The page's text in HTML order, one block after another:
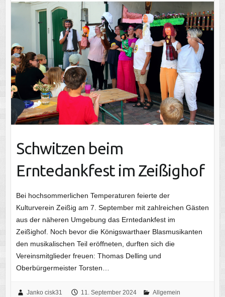
Schwitzen beim
Erntedankfest im Zeißighof
Bei hochsommerlichen Temperaturen feierte der
Kulturverein Zeißig am 7. September mit zahlreichen Gästen
aus der näheren Umgebung das Erntedankfest im
Zeißighof. Noch bevor die Königswarthaer Blasmusikanten
den musikalischen Teil eröffneten, durften sich die
Vereinsmitglieder freuen: Thomas Delling und
Oberbürgermeister Torsten…
Janko cisk31 11. September 2024
Allgemein